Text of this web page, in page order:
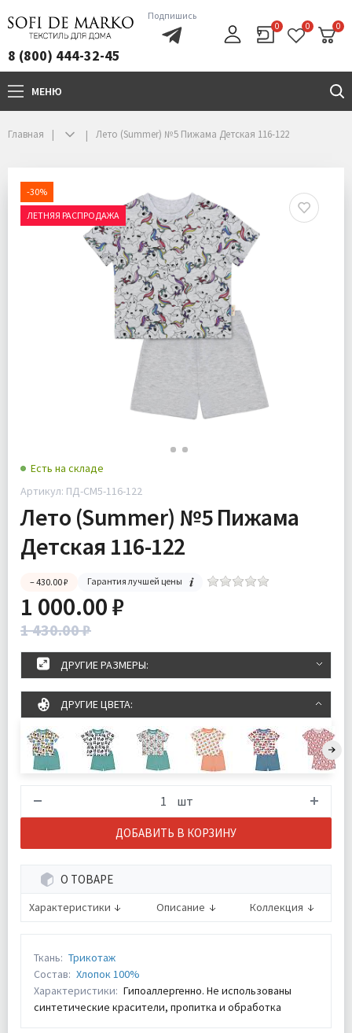
8 (800) 444-32-45
Подпишись
0 0 0
МЕНЮ
Главная Лето (Summer) №5 Пижама Детская 116-122
-30%
ЛЕТНЯЯ РАСПРОДАЖА
Есть на складе
Артикул: ПД-СМ5-116-122
Лето (Summer) №5 Пижама
Детская 116-122
– 430.00 ₽ Гарантия лучшей цены
1 000.00 ₽
1 430.00 ₽
ДРУГИЕ РАЗМЕРЫ:
ДРУГИЕ ЦВЕТА:
шт
ДОБАВИТЬ В КОРЗИНУ
О ТОВАРЕ
Характеристики Описание Коллекция
Ткань: Трикотаж
Состав: Хлопок 100%
Характеристики: Гипоаллергенно. Не использованы
синтетические красители, пропитка и обработка